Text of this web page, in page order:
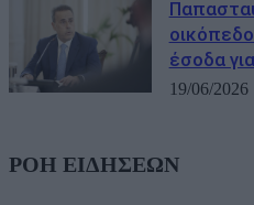
έσοδα
19/06/2026
ΡΟΗ ΕΙΔΗΣΕΩΝ